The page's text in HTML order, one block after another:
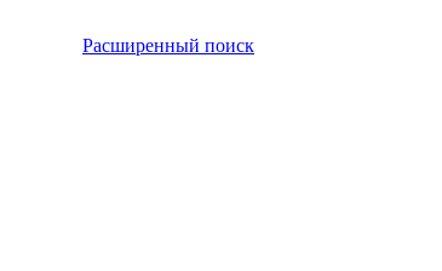
Расширенный поиск